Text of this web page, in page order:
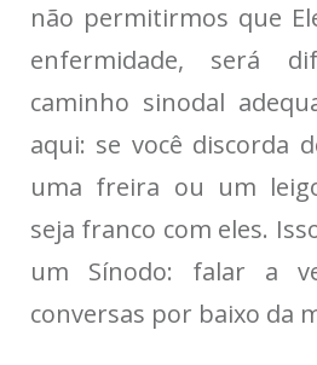
não permitirmos que
enfermidade, será
caminho sinodal
aqui: se você discorda
uma freira ou um
seja franco com eles.
um Sínodo: falar a
conversas por baixo da